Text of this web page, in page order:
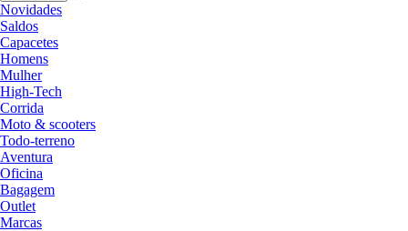
Novidades
Saldos
Capacetes
Homens
Mulher
High-Tech
Corrida
Moto & scooters
Todo-terreno
Aventura
Oficina
Bagagem
Outlet
Marcas